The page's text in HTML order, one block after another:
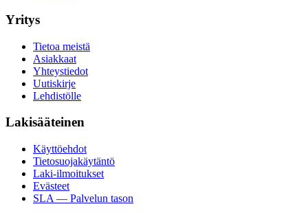
Yritys
Tietoa meistä
Asiakkaat
Yhteystiedot
Uutiskirje
Lehdistölle
Lakisääteinen
Käyttöehdot
Tietosuojakäytäntö
Laki-ilmoitukset
Evästeet
SLA — Palvelun tason